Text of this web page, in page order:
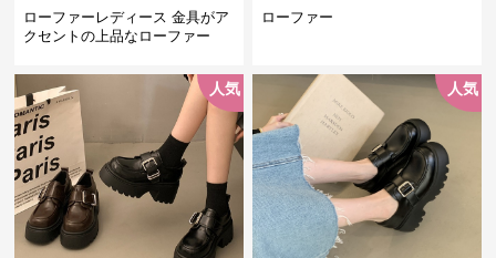
ローファーレディース 金具がア
クセントの上品なローファー
ローファー
人気 人気